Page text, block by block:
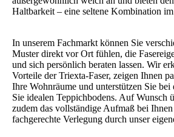
Haltbarkeit – eine seltene Kombination
In unserem Fachmarkt können Sie
Muster direkt vor Ort fühlen, die
und sich persönlich beraten lassen. Wir
Vorteile der Triexta-Faser, zeigen Ihnen
Ihre Wohnräume und unterstützen Sie
Sie idealen Teppichbodens. Auf Wunsch
zudem das vollständige Aufmaß bei
fachgerechte Verlegung durch unser